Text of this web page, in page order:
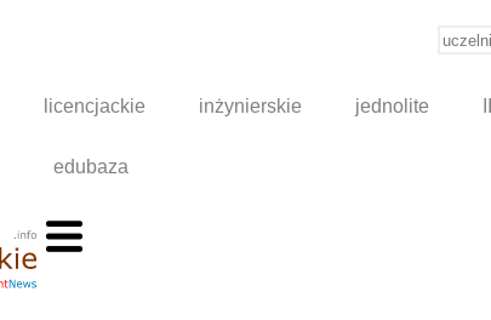
licencjackie inżynierskie jednolite
edubaza